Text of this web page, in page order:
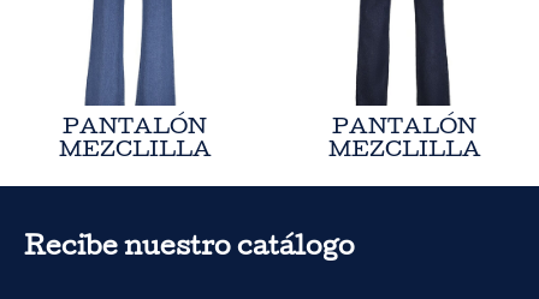
PANTALÓN
MEZCLILLA
PANTALÓN
MEZCLILLA
Recibe nuestro catálogo